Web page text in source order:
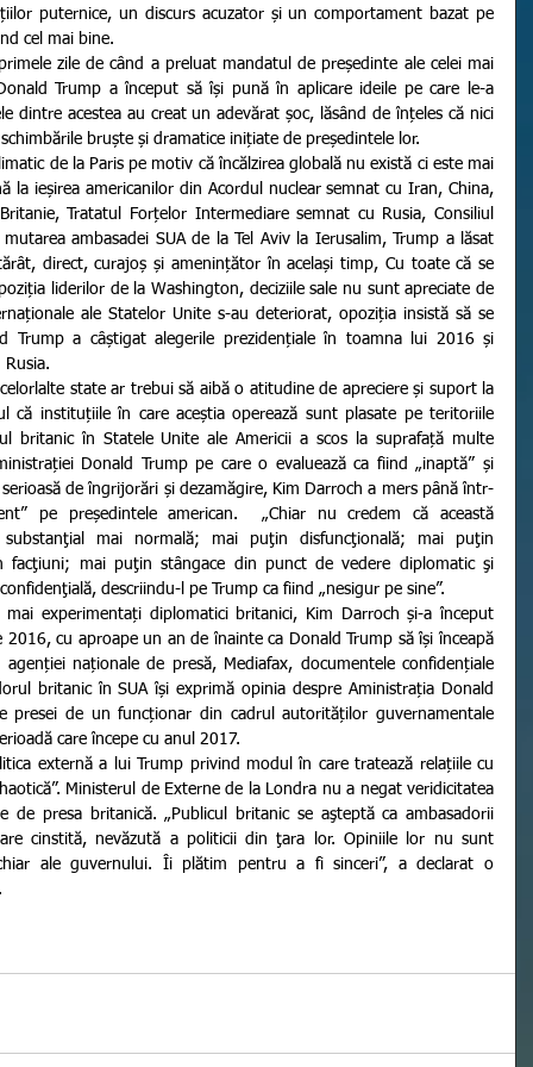
puternice, un discurs acuzator și un comportament bazat pe
cel mai bine.
Trump a început să își pună în aplicare ideile pe care le-a
dintre acestea au creat un adevărat șoc, lăsând de înțeles că nici
bruște și dramatice inițiate de președintele lor.
la ieșirea americanilor din Acordul nuclear semnat cu Iran, China,
Tratatul Forțelor Intermediare semnat cu Rusia, Consiliul
ambasadei SUA de la Tel Aviv la Ierusalim, Trump a lăsat
direct, curajoș și amenințător în același timp, Cu toate că se
liderilor de la Washington, deciziile sale nu sunt apreciate de
ale Statelor Unite s-au deteriorat, opoziția insistă să se
Trump a câștigat alegerile prezidențiale în toamna lui 2016 și
Rusia.
că instituțiile în care aceștia operează sunt plasate pe teritoriile
britanic în Statele Unite ale Americii a scos la suprafață multe
Donald Trump pe care o evaluează ca fiind „inaptă” și
de îngrijorări și dezamăgire, Kim Darroch a mers până într-
pe președintele american.  „Chiar nu credem că această
mai normală; mai puţin disfuncţională; mai puţin
facţiuni; mai puţin stângace din punct de vedere diplomatic şi
descriindu-l pe Trump ca fiind „nesigur pe sine”.
cu aproape un an de înainte ca Donald Trump să își înceapă
naționale de presă, Mediafax, documentele confidențiale
britanic în SUA își exprimă opinia despre Aministrația Donald
presei de un funcționar din cadrul autorităților guvernamentale
care începe cu anul 2017.
Ministerul de Externe de la Londra nu a negat veridicitatea
de presa britanică. „Publicul britanic se aşteptă ca ambasadorii
cinstită, nevăzută a politicii din ţara lor. Opiniile lor nu sunt
ale guvernului. Îi plătim pentru a fi sinceri”, a declarat o